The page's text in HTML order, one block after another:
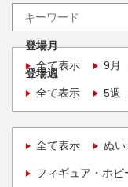
登場月
全て表示
9月
登場週
全て表示
5週
全て表示 ぬい
フィギュア・ホビ